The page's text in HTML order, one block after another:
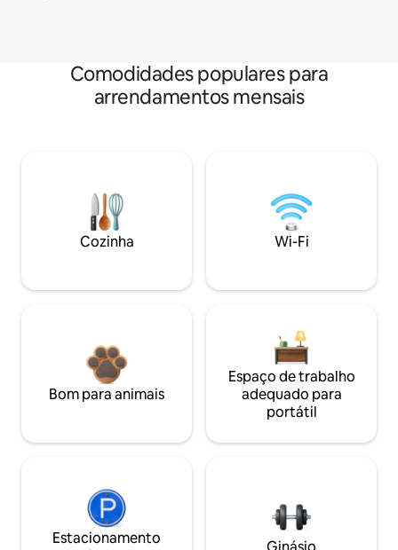
Comodidades populares para
arrendamentos mensais
Cozinha Wi-Fi
Bom para animais
Espaço de trabalho
adequado para
portátil
Estacionamento